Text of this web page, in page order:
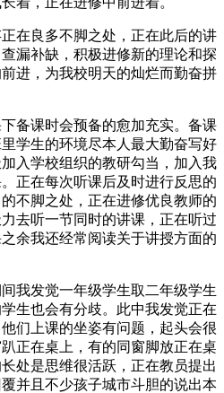
良多不脚之处，正在此后的讲
漏补缺，积极进修新的理论和探
进，为我校明天的灿烂而勤奋拼
课时会预备的愈加充实。备课
学生的环境尽本人最大勤奋写好
入学校组织的教研勾当，加入我
正在每次听课后及时进行反思的
不脚之处，正在进修优良教师的
去听一节同时的讲课，正在听过
余我还经常阅读关于讲授方面的
发觉一年级学生取二年级学生
生也会有分歧。此中我发觉正在
们上课的坐姿有问题，起头会很
正在桌上，有的同窗脚放正在桌
处是思维很活跃，正在教员提出
并且不少孩子城市斗胆的说出本